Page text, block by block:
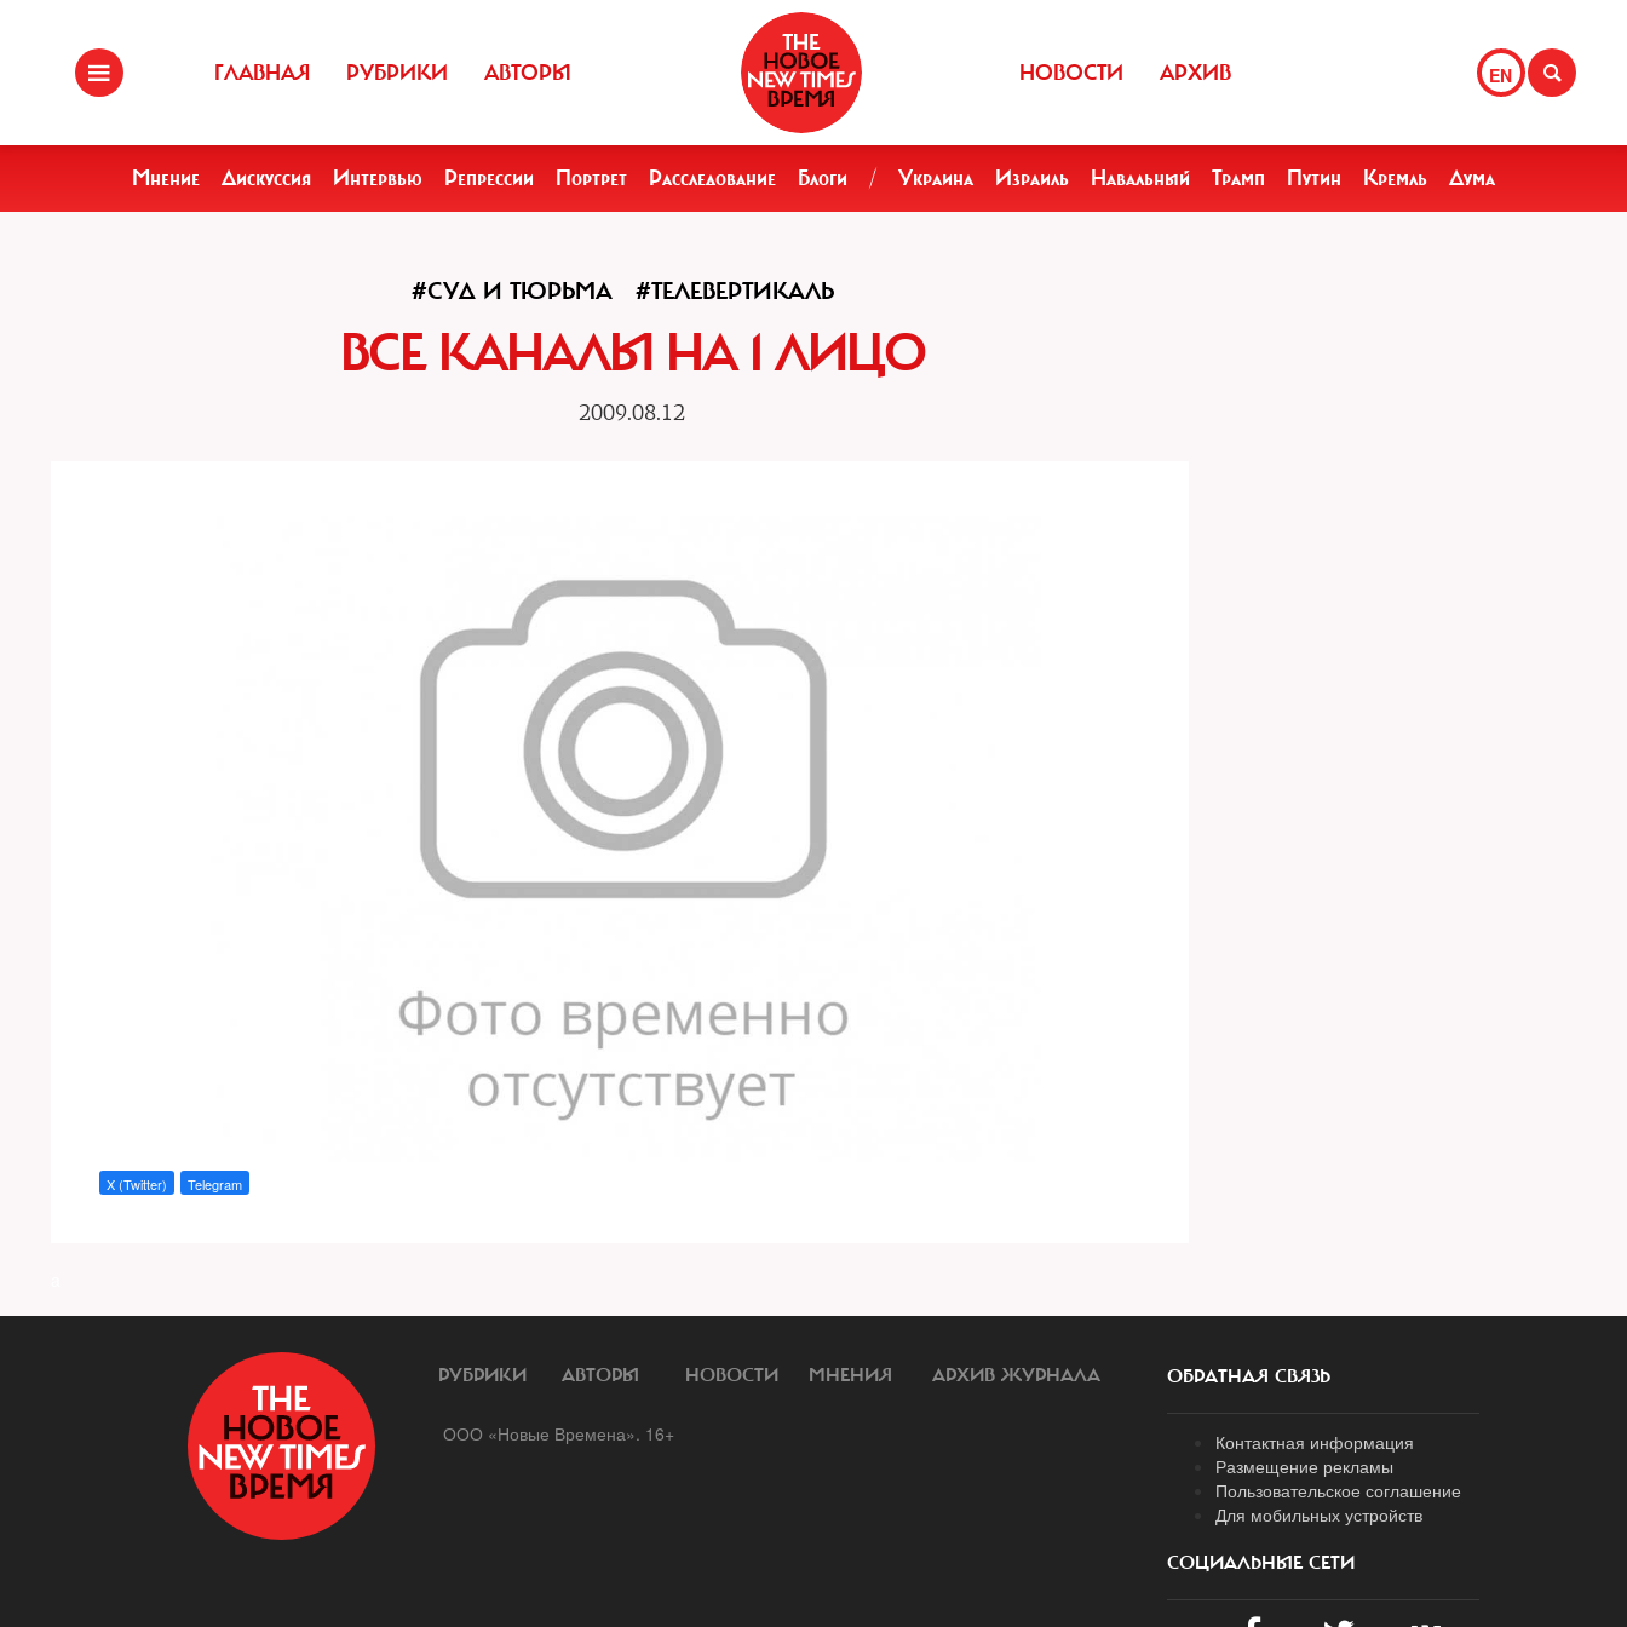
ГЛАВНАЯ РУБРИКИ АВТОРЫ EN
НОВОСТИ АРХИВ
Мнение Дискуссия Интервью Репрессии Портрет Расследование Блоги / Украина Израиль Навальный Трамп Путин Кремль Дума
#СУД И ТЮРЬМА #ТЕЛЕВЕРТИКАЛЬ
ВСЕ КАНАЛЫ НА 1 ЛИЦО
2009.08.12
X (Twitter) Telegram
РУБРИКИ АВТОРЫ НОВОСТИ МНЕНИЯ АРХИВ ЖУРНАЛА
ООО «Новые Времена». 16+
ОБРАТНАЯ СВЯЗЬ
Контактная информация
Размещение рекламы
Пользовательское соглашение
Для мобильных устройств
СОЦИАЛЬНЫЕ СЕТИ